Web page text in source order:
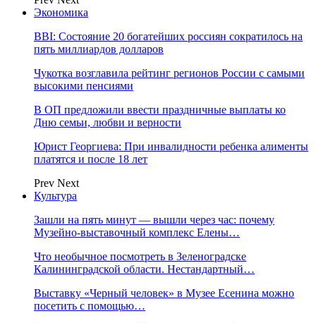
Экономика
BBI: Состояние 20 богатейших россиян сократилось на
пять миллиардов долларов
Чукотка возглавила рейтинг регионов России с самыми
высокими пенсиями
В ОП предложили ввести праздничные выплаты ко
Дню семьи, любви и верности
Юрист Георгиева: При инвалидности ребенка алименты
платятся и после 18 лет
Prev Next
Культура
Зашли на пять минут — вышли через час: почему
Музейно-выставочный комплекс Елены…
Что необычное посмотреть в Зеленоградске
Калининградской области. Нестандартный…
Выставку «Черный человек» в Музее Есенина можно
посетить с помощью…